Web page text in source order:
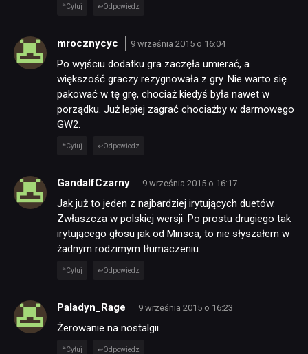
Cytuj Odpowiedz
mrocznycyc 9 września 2015 o 16:04
Po wyjściu dodatku gra zaczęła umierać, a
większość graczy rezygnowała z gry. Nie warto się
pakować w tę grę, chociaż kiedyś była nawet w
porządku. Już lepiej zagrać chociażby w darmowego
GW2.
Cytuj Odpowiedz
GandalfCzarny 9 września 2015 o 16:17
Jak już to jeden z najbardziej irytujących duetów.
Zwłaszcza w polskiej wersji. Po prostu drugiego tak
irytującego głosu jak od Minsca, to nie słyszałem w
żadnym rodzimym tłumaczeniu.
Cytuj Odpowiedz
Paladyn_Rage 9 września 2015 o 16:23
Żerowanie na nostalgii.
Cytuj Odpowiedz